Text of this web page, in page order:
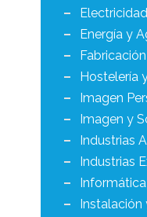
Energía y
Hostelería
Imagen
Imagen y
Industrias
Industrias
Instalación